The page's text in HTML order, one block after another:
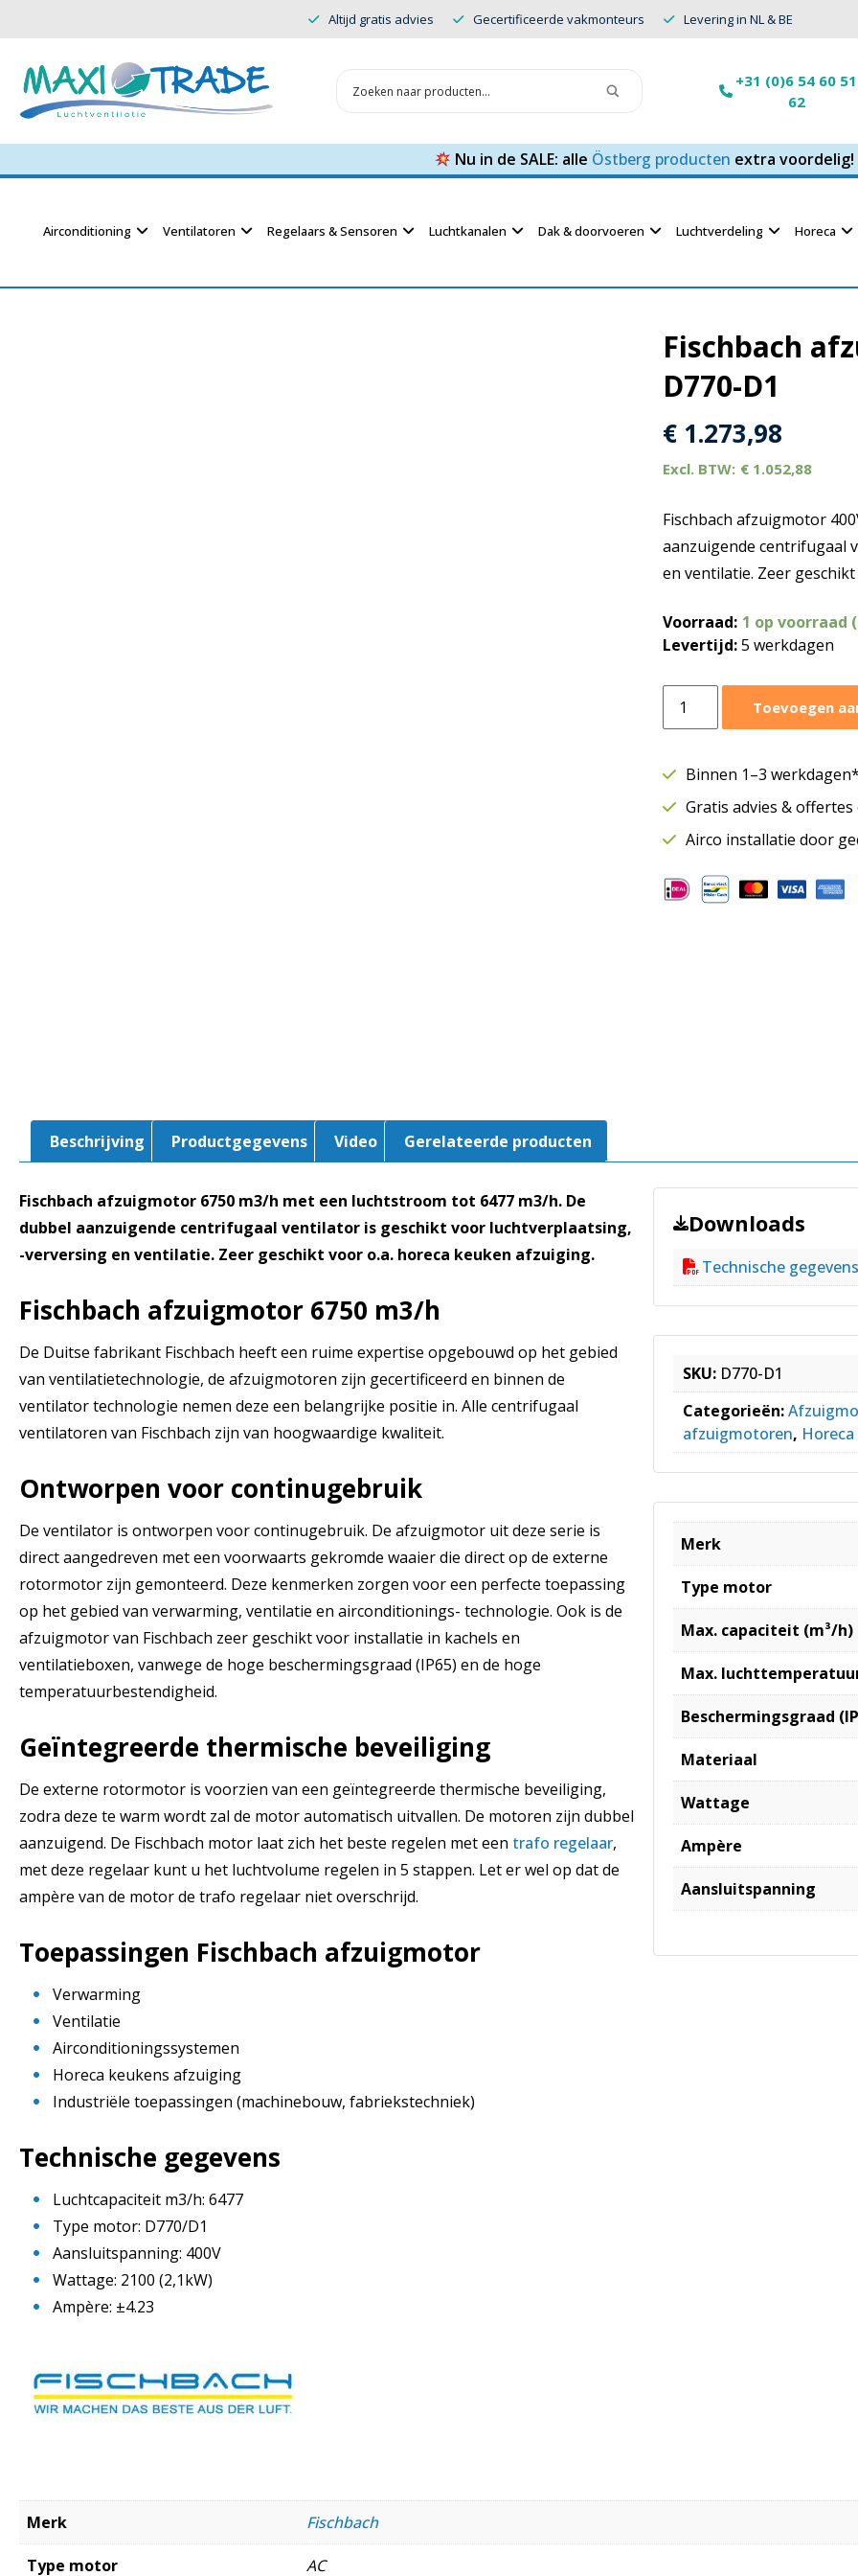
Altijd gratis advies Gecertificeerde vakmonteurs Levering in NL & BE
+31 (0)6 54 60 51
62
Nu in de SALE: alle Östberg producten extra voordelig!
Airconditioning Ventilatoren Regelaars & Sensoren Luchtkanalen Dak & doorvoeren Luchtverdeling Horeca
Fischbach
D770-D1
€ 1.273,98
€ 1.052,88
Fischbach afzuigmotor
aanzuigende centrifugaal
en ventilatie. Zeer
Voorraad: 1 op voorraad
Levertijd:5 werkdagen
afzuigmotor
m3/h
400V
|
D1
aantal
Toevoegen
Binnen 1–3
Gratis advies &
Airco installatie door
Beschrijving Productgegevens Video Gerelateerde producten
Fischbach afzuigmotor 6750 m3/h met een luchtstroom tot 6477 m3/h. De
dubbel aanzuigende centrifugaal ventilator is geschikt voor luchtverplaatsing,
-verversing en ventilatie. Zeer geschikt voor o.a. horeca keuken afzuiging.
Fischbach afzuigmotor 6750 m3/h
De Duitse fabrikant Fischbach heeft een ruime expertise opgebouwd op het gebied
van ventilatietechnologie, de afzuigmotoren zijn gecertificeerd en binnen de
ventilator technologie nemen deze een belangrijke positie in. Alle centrifugaal
ventilatoren van Fischbach zijn van hoogwaardige kwaliteit.
Ontworpen voor continugebruik
De ventilator is ontworpen voor continugebruik. De afzuigmotor uit deze serie is
direct aangedreven met een voorwaarts gekromde waaier die direct op de externe
rotormotor zijn gemonteerd. Deze kenmerken zorgen voor een perfecte toepassing
op het gebied van verwarming, ventilatie en airconditionings- technologie. Ook is de
afzuigmotor van Fischbach zeer geschikt voor installatie in kachels en
ventilatieboxen, vanwege de hoge beschermingsgraad (IP65) en de hoge
temperatuurbestendigheid.
Geïntegreerde thermische beveiliging
De externe rotormotor is voorzien van een geïntegreerde thermische beveiliging,
zodra deze te warm wordt zal de motor automatisch uitvallen. De motoren zijn dubbel
aanzuigend. De Fischbach motor laat zich het beste regelen met een trafo regelaar,
met deze regelaar kunt u het luchtvolume regelen in 5 stappen. Let er wel op dat de
ampère van de motor de trafo regelaar niet overschrijd.
Toepassingen Fischbach afzuigmotor
Verwarming
Ventilatie
Airconditioningssystemen
Horeca keukens afzuiging
Industriële toepassingen (machinebouw, fabriekstechniek)
Technische gegevens
Luchtcapaciteit m3/h: 6477
Type motor: D770/D1
Aansluitspanning: 400V
Wattage: 2100 (2,1kW)
Ampère: ±4.23
Downloads
Technische gegevens
SKU: D770-D1
Categorieën:
afzuigmotoren,
Merk
Type motor
Max. capaciteit (m³/h)
Max.
Beschermingsgraad
Materiaal
Wattage
Ampère
Aansluitspanning
Merk Fischbach
Type motor AC